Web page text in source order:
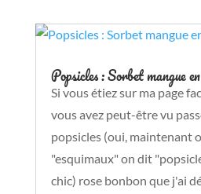
Popsicles : Sorbet mangue
Si vous étiez sur ma page
vous avez peut-être vu
popsicles (oui, maintenant
"esquimaux" on dit
chic) rose bonbon que j'ai